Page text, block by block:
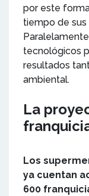
por este
tiempo de sus
tecnológicos
resultados
ambiental.
La
Los
ya cuentan
600